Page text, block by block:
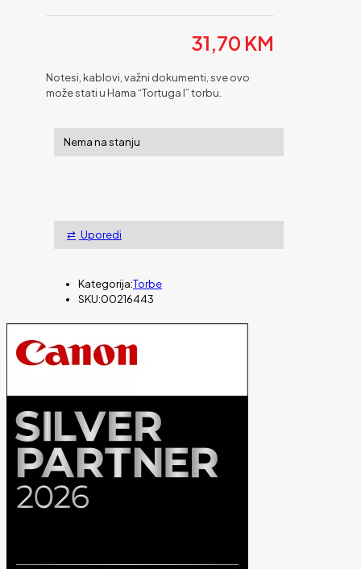
31,70 KM
Notesi, kablovi, važni dokumenti, sve ovo
može stati u Hama “Tortuga I” torbu.
Nema na stanju
Uporedi
Kategorija:Torbe
SKU:00216443